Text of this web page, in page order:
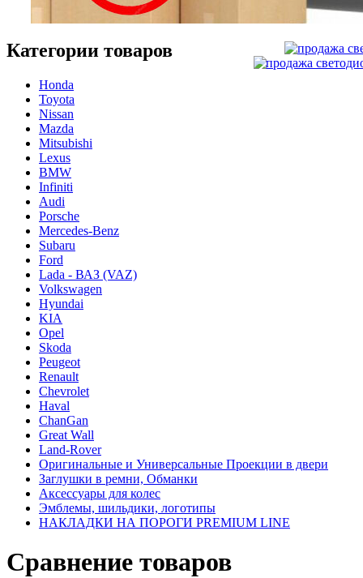
Категории товаров
Honda
Toyota
Nissan
Mazda
Mitsubishi
Lexus
BMW
Infiniti
Audi
Porsche
Mercedes-Benz
Subaru
Ford
Lada - ВАЗ (VAZ)
Volkswagen
Hyundai
KIA
Opel
Skoda
Peugeot
Renault
Chevrolet
Haval
ChanGan
Great Wall
Land-Rover
Оригинальные и Универсальные Проекции в двери
Заглушки в ремни, Обманки
Аксессуары для колес
Эмблемы, шильдики, логотипы
НАКЛАДКИ НА ПОРОГИ PREMIUM LINE
Сравнение товаров